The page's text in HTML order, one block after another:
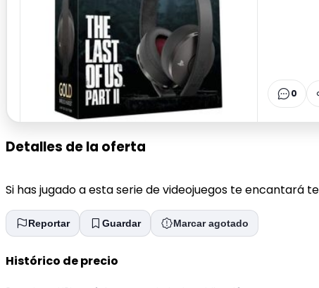
0
Detalles de la oferta
Si has jugado a esta serie de videojuegos te encantará
Reportar Guardar Marcar agotado
Histórico de precio